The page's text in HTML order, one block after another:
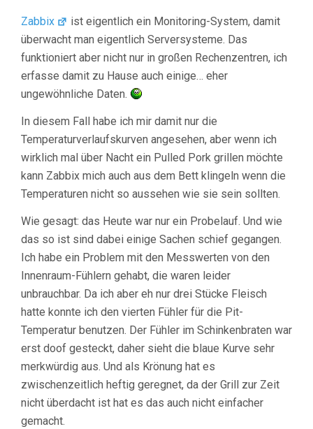
Zabbix
ist eigentlich ein Monitoring-System, damit
überwacht man eigentlich Serversysteme. Das
funktioniert aber nicht nur in großen Rechenzentren, ich
erfasse damit zu Hause auch einige… eher
ungewöhnliche Daten.
In diesem Fall habe ich mir damit nur die
Temperaturverlaufskurven angesehen, aber wenn ich
wirklich mal über Nacht ein Pulled Pork grillen möchte
kann Zabbix mich auch aus dem Bett klingeln wenn die
Temperaturen nicht so aussehen wie sie sein sollten.
Wie gesagt: das Heute war nur ein Probelauf. Und wie
das so ist sind dabei einige Sachen schief gegangen.
Ich habe ein Problem mit den Messwerten von den
Innenraum-Fühlern gehabt, die waren leider
unbrauchbar. Da ich aber eh nur drei Stücke Fleisch
hatte konnte ich den vierten Fühler für die Pit-
Temperatur benutzen. Der Fühler im Schinkenbraten war
erst doof gesteckt, daher sieht die blaue Kurve sehr
merkwürdig aus. Und als Krönung hat es
zwischenzeitlich heftig geregnet, da der Grill zur Zeit
nicht überdacht ist hat es das auch nicht einfacher
gemacht.